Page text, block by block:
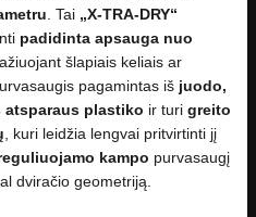
. Tai „X‑TRA‑DRY“
padidinta apsauga nuo
šlapiais keliais ar
pagamintas iš juodo,
plastiko ir turi greito
, kuri leidžia lengvai pritvirtinti jį
kampo purvasaugį
dviračio geometriją.